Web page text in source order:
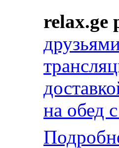
relax.ge
на обед